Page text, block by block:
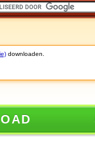
downloaden.